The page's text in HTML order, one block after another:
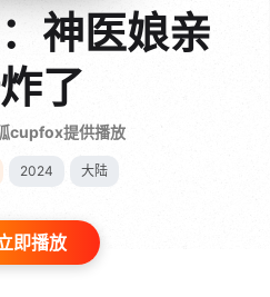
神医娘亲
了
cupfox提供播放
2024 大陆
即播放